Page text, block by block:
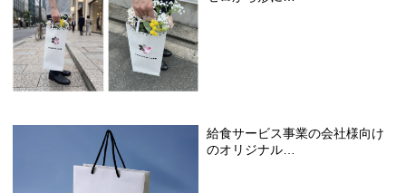
給食サービス事業の会社様向け
のオリジナル…